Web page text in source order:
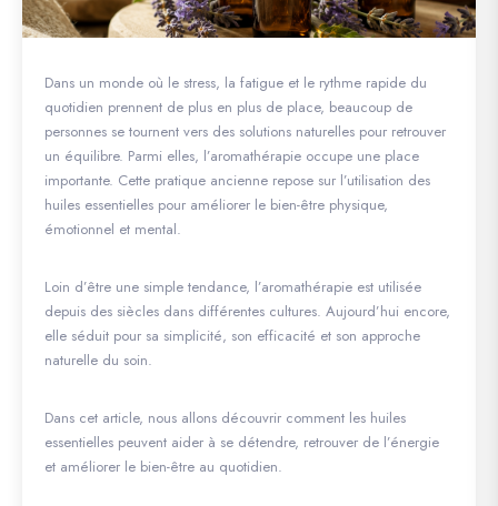
Dans un monde où le stress, la fatigue et le rythme rapide du
quotidien prennent de plus en plus de place, beaucoup de
personnes se tournent vers des solutions naturelles pour retrouver
un équilibre. Parmi elles, l’aromathérapie occupe une place
importante. Cette pratique ancienne repose sur l’utilisation des
huiles essentielles pour améliorer le bien-être physique,
émotionnel et mental.
Loin d’être une simple tendance, l’aromathérapie est utilisée
depuis des siècles dans différentes cultures. Aujourd’hui encore,
elle séduit pour sa simplicité, son efficacité et son approche
naturelle du soin.
Dans cet article, nous allons découvrir comment les huiles
essentielles peuvent aider à se détendre, retrouver de l’énergie
et améliorer le bien-être au quotidien.